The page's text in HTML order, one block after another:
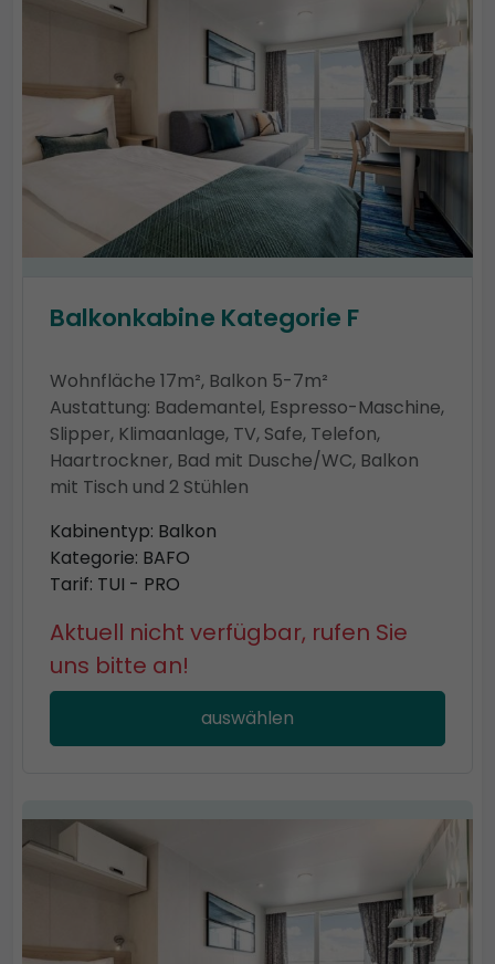
Balkonkabine Kategorie F
Wohnfläche 17m², Balkon 5-7m²
Austattung: Bademantel, Espresso-Maschine,
Slipper, Klimaanlage, TV, Safe, Telefon,
Haartrockner, Bad mit Dusche/WC, Balkon
mit Tisch und 2 Stühlen
Kabinentyp: Balkon
Kategorie: BAFO
Tarif: TUI - PRO
Aktuell nicht verfügbar, rufen Sie
uns bitte an!
auswählen